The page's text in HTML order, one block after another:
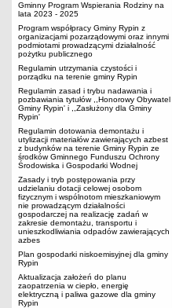
Gminny Program Wspierania Rodziny na
lata 2023 - 2025
Program współpracy Gminy Rypin z
organizacjami pozarządowymi oraz innymi
podmiotami prowadzącymi działalność
pożytku publicznego
Regulamin utrzymania czystości i
porządku na terenie gminy Rypin
Regulamin zasad i trybu nadawania i
pozbawiania tytułów ,,Honorowy Obywatel
Gminy Rypin' i ,,Zasłużony dla Gminy
Rypin'
Regulamin dotowania demontażu i
utylizacji materiałów zawierających azbest
z budynków na terenie Gminy Rypin ze
środków Gminnego Funduszu Ochrony
Środowiska i Gospodarki Wodnej
Zasady i tryb postępowania przy
udzielaniu dotacji celowej osobom
fizycznym i wspólnotom mieszkaniowym
nie prowadzącym działalności
gospodarczej na realizację zadań w
zakresie demontażu, transportu i
unieszkodliwiania odpadów zawierających
azbes
Plan gospodarki niskoemisyjnej dla gminy
Rypin
Aktualizacja założeń do planu
zaopatrzenia w ciepło, energię
elektryczną i paliwa gazowe dla gminy
Rypin